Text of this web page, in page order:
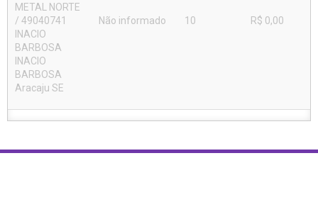
METAL NORTE
/ 49040741
INACIO
BARBOSA
INACIO
BARBOSA
Aracaju SE
Não informado 10 R$ 0,00